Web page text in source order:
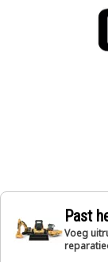
Past
Voeg